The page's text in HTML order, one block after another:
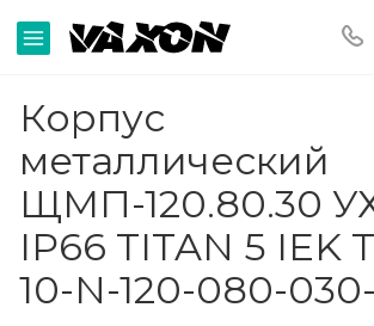
Корпус
металлический
ЩМП-120.80.30
IP66 TITAN 5 IEK
10-N-120-080-